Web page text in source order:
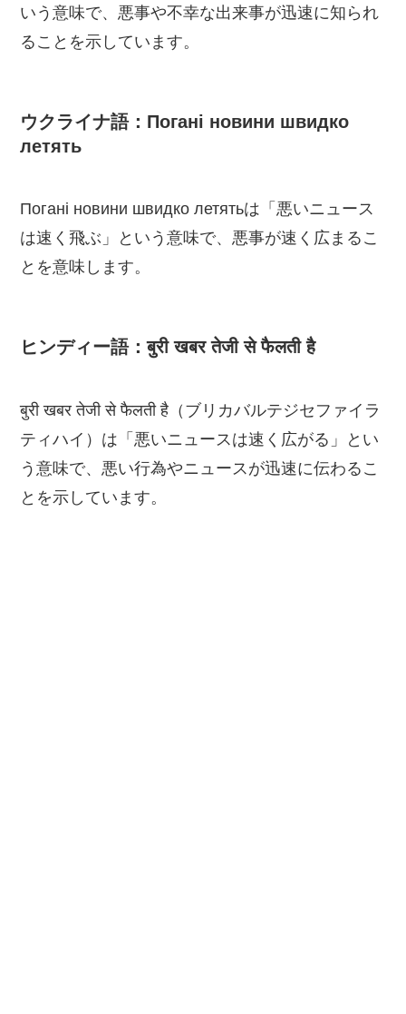
いう意味で、悪事や不幸な出来事が迅速に知られ
ることを示しています。
ウクライナ語：Погані новини швидко
летять
Погані новини швидко летятьは「悪いニュース
は速く飛ぶ」という意味で、悪事が速く広まるこ
とを意味します。
ヒンディー語：बुरी खबर तेजी से फैलती है
बुरी खबर तेजी से फैलती है（ブリカバルテジセファイラ
ティハイ）は「悪いニュースは速く広がる」とい
う意味で、悪い行為やニュースが迅速に伝わるこ
とを示しています。